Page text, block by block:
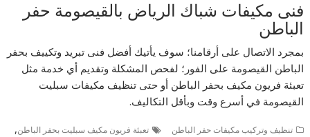
فنى مكيفات شباك الرياض بالقيصومة حفر
الباطن
بمجرد الاتصال على أرقامنا؛ سوف يأتيك أفضل فنى تبريد وتكييف بحفر
الباطن القيصومة على الفور؛ لفحص المشكلة وتقديم أي خدمة مثل
تعبئة فريون مكيف بحفر الباطن أو حتى تنظيف مكيفات سبليت
القيصومة في أسرع وقت وبأقل التكاليف.
تنظيف وتركيب مكيفات حفر الباطن تعبئة فريون مكيف سبليت بحفر الباطن,